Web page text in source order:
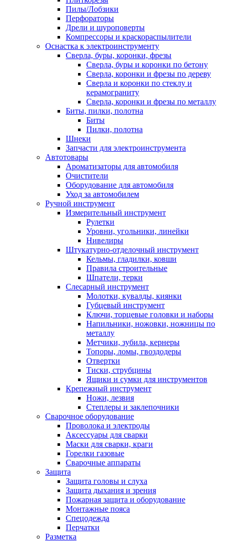
Пилы/Лобзики
Перфораторы
Дрели и шуроповерты
Компрессоры и краскораспылители
Оснастка к электроинструменту
Сверла, буры, коронки, фрезы
Сверла, буры и коронки по бетону
Сверла, коронки и фрезы по дереву
Сверла и коронки по стеклу и
керамограниту
Сверла, коронки и фрезы по металлу
Биты, пилки, полотна
Биты
Пилки, полотна
Шнеки
Запчасти для электроинструмента
Автотовары
Ароматизаторы для автомобиля
Очистители
Оборудование для автомобиля
Уход за автомобилем
Ручной инструмент
Измерительный инструмент
Рулетки
Уровни, угольники, линейки
Нивелиры
Штукатурно-отделочный инструмент
Кельмы, гладилки, ковши
Правила строительные
Шпатели, терки
Слесарный инструмент
Молотки, кувалды, киянки
Губцевый инструмент
Ключи, торцевые головки и наборы
Напильники, ножовки, ножницы по
металлу
Метчики, зубила, кернеры
Топоры, ломы, гвоздодеры
Отвертки
Тиски, струбцины
Ящики и сумки для инструментов
Крепежный инструмент
Ножи, лезвия
Степлеры и заклепочники
Сварочное оборудование
Проволока и электроды
Аксессуары для сварки
Маски для сварки, краги
Горелки газовые
Сварочные аппараты
Защита
Защита головы и слуха
Защита дыхания и зрения
Пожарная защита и оборудование
Монтажные пояса
Спецодежда
Перчатки
Разметка